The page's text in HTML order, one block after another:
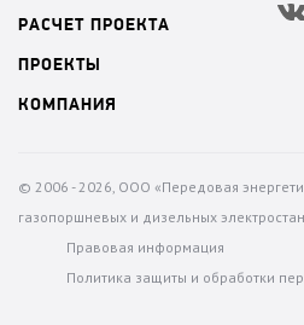
РАСЧЕТ ПРОЕКТА
ПРОЕКТЫ
КОМПАНИЯ
© 2006 - 2026, ООО «Передовая
газопоршневых и дизельных
Правовая информация
Политика защиты и обработки